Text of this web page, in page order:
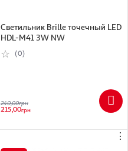
Cветильник Brille точечный LED
HDL-M41 3W NW
(0)
240,00грн
215,00грн
⋮